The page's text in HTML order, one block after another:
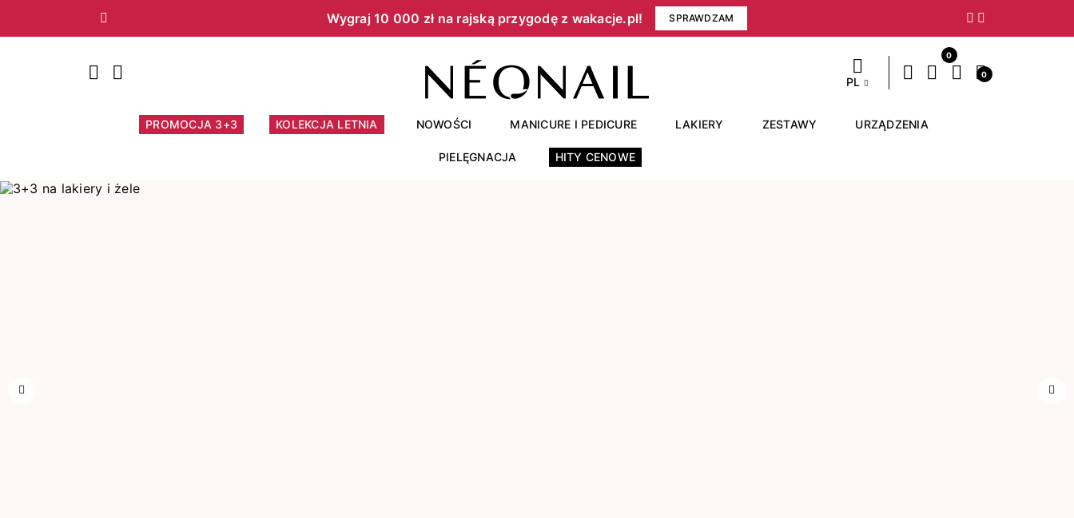
Wygraj 10 000 zł na rajską przygodę z wakacje.pl!​ SPRAWDZAM
Poprzedni Następny
PL
0
0
PROMOCJA 3+3 KOLEKCJA LETNIA NOWOŚCI MANICURE I PEDICURE LAKIERY ZESTAWY URZĄDZENIA
PIELĘGNACJA HITY CENOWE